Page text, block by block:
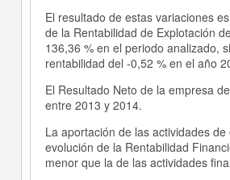
El resultado de estas variaciones
de la Rentabilidad de Explotación
136,36 % en el periodo analizado,
rentabilidad del -0,52 % en el año
El Resultado Neto de la empresa
entre 2013 y 2014.
La aportación de las actividades
evolución de la Rentabilidad
menor que la de las actividades